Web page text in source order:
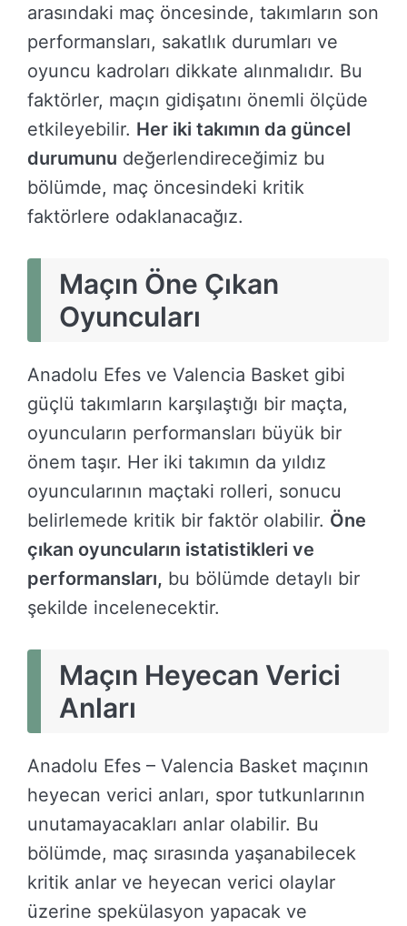
arasındaki maç öncesinde, takımların son
performansları, sakatlık durumları ve
oyuncu kadroları dikkate alınmalıdır. Bu
faktörler, maçın gidişatını önemli ölçüde
etkileyebilir. Her iki takımın da güncel
durumunu değerlendireceğimiz bu
bölümde, maç öncesindeki kritik
faktörlere odaklanacağız.
Maçın Öne Çıkan
Oyuncuları
Anadolu Efes ve Valencia Basket gibi
güçlü takımların karşılaştığı bir maçta,
oyuncuların performansları büyük bir
önem taşır. Her iki takımın da yıldız
oyuncularının maçtaki rolleri, sonucu
belirlemede kritik bir faktör olabilir. Öne
çıkan oyuncuların istatistikleri ve
performansları, bu bölümde detaylı bir
şekilde incelenecektir.
Maçın Heyecan Verici
Anları
Anadolu Efes – Valencia Basket maçının
heyecan verici anları, spor tutkunlarının
unutamayacakları anlar olabilir. Bu
bölümde, maç sırasında yaşanabilecek
kritik anlar ve heyecan verici olaylar
üzerine spekülasyon yapacak ve